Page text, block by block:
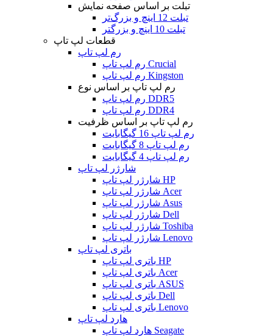
تبلت بر اساس صفحه نمایش
تبلت 12 اینچ و بزرگ‌تر
تبلت 10 اینچ و بزرگتر
قطعات لپ تاپ
رم لپ تاپ
رم لپ تاپ Crucial
رم لپ تاپ Kingston
رم لپ تاپ بر اساس نوع
رم لپ تاپ DDR5
رم لپ تاپ DDR4
رم لپ تاپ بر اساس ظرفیت
رم لپ تاپ 16 گیگابایت
رم لپ تاپ 8 گیگابایت
رم لپ تاپ 4 گیگابایت
شارژر لپ تاپ
شارژر لپ تاپ HP
شارژر لپ تاپ Acer
شارژر لپ تاپ Asus
شارژر لپ تاپ Dell
شارژر لپ تاپ Toshiba
شارژر لپ تاپ Lenovo
باتری لپ تاپ
باتری لپ تاپ HP
باتری لپ تاپ Acer
باتری لپ تاپ ASUS
باتری لپ تاپ Dell
باتری لپ تاپ Lenovo
هارد لپ تاپ
هارد لپ تاپ Seagate